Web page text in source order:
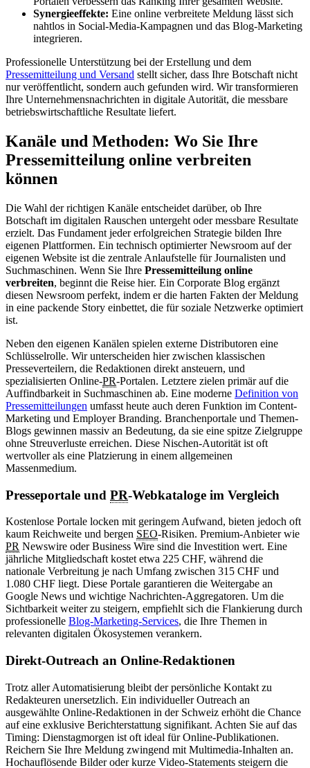
Synergieeffekte: Eine online verbreitete Meldung lässt sich
nahtlos in Social-Media-Kampagnen und das Blog-Marketing
integrieren.
Professionelle Unterstützung bei der Erstellung und dem
Pressemitteilung und Versand stellt sicher, dass Ihre Botschaft nicht
nur veröffentlicht, sondern auch gefunden wird. Wir transformieren
Ihre Unternehmensnachrichten in digitale Autorität, die messbare
betriebswirtschaftliche Resultate liefert.
Kanäle und Methoden: Wo Sie Ihre
Pressemitteilung online verbreiten
können
Die Wahl der richtigen Kanäle entscheidet darüber, ob Ihre
Botschaft im digitalen Rauschen untergeht oder messbare Resultate
erzielt. Das Fundament jeder erfolgreichen Strategie bilden Ihre
eigenen Plattformen. Ein technisch optimierter Newsroom auf der
eigenen Website ist die zentrale Anlaufstelle für Journalisten und
Suchmaschinen. Wenn Sie Ihre Pressemitteilung online
verbreiten, beginnt die Reise hier. Ein Corporate Blog ergänzt
diesen Newsroom perfekt, indem er die harten Fakten der Meldung
in eine packende Story einbettet, die für soziale Netzwerke optimiert
ist.
Neben den eigenen Kanälen spielen externe Distributoren eine
Schlüsselrolle. Wir unterscheiden hier zwischen klassischen
Presseverteilern, die Redaktionen direkt ansteuern, und
spezialisierten Online-PR-Portalen. Letztere zielen primär auf die
Auffindbarkeit in Suchmaschinen ab. Eine moderne Definition von
Pressemitteilungen umfasst heute auch deren Funktion im Content-
Marketing und Employer Branding. Branchenportale und Themen-
Blogs gewinnen massiv an Bedeutung, da sie eine spitze Zielgruppe
ohne Streuverluste erreichen. Diese Nischen-Autorität ist oft
wertvoller als eine Platzierung in einem allgemeinen
Massenmedium.
Presseportale und PR-Webkataloge im Vergleich
Kostenlose Portale locken mit geringem Aufwand, bieten jedoch oft
kaum Reichweite und bergen SEO-Risiken. Premium-Anbieter wie
PR Newswire oder Business Wire sind die Investition wert. Eine
jährliche Mitgliedschaft kostet etwa 225 CHF, während die
nationale Verbreitung je nach Umfang zwischen 315 CHF und
1.080 CHF liegt. Diese Portale garantieren die Weitergabe an
Google News und wichtige Nachrichten-Aggregatoren. Um die
Sichtbarkeit weiter zu steigern, empfiehlt sich die Flankierung durch
professionelle Blog-Marketing-Services, die Ihre Themen in
relevanten digitalen Ökosystemen verankern.
Direkt-Outreach an Online-Redaktionen
Trotz aller Automatisierung bleibt der persönliche Kontakt zu
Redakteuren unersetzlich. Ein individueller Outreach an
ausgewählte Online-Redaktionen in der Schweiz erhöht die Chance
auf eine exklusive Berichterstattung signifikant. Achten Sie auf das
Timing: Dienstagmorgen ist oft ideal für Online-Publikationen.
Reichern Sie Ihre Meldung zwingend mit Multimedia-Inhalten an.
Hochauflösende Bilder oder kurze Video-Statements steigern die